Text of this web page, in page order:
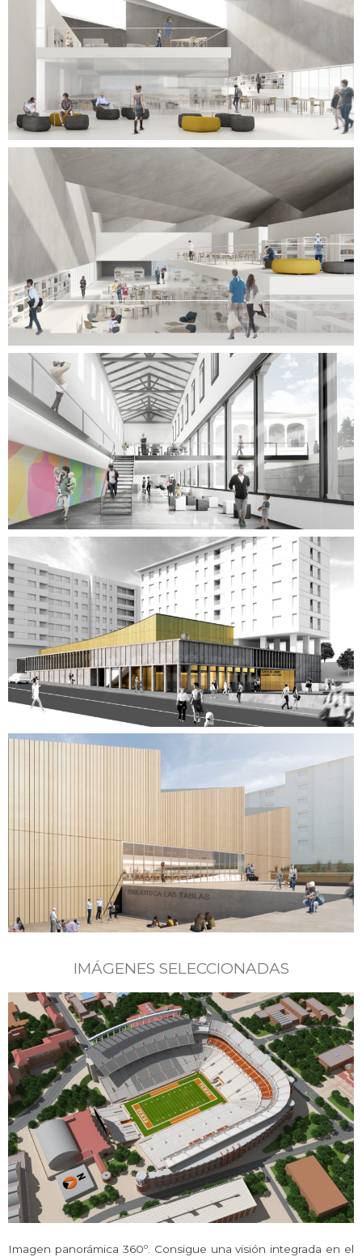
IMÁGENES SELECCIONADAS
Imagen panorámica 360º. Consigue una visión integrada en el